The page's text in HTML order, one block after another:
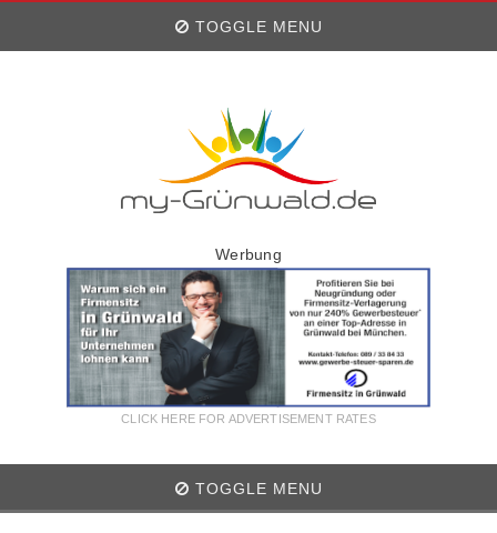
TOGGLE MENU
Werbung
CLICK HERE FOR ADVERTISEMENT RATES
TOGGLE MENU